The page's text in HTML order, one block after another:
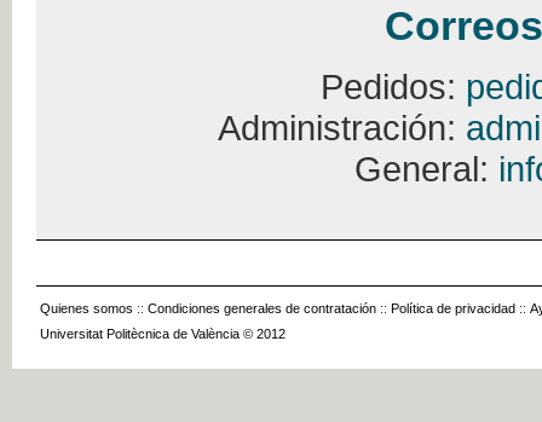
Pedidos:
Administración:
General:
Quienes somos :: Condiciones generales de contratación :: Política de privacidad ::
Universitat Politècnica de València © 2012